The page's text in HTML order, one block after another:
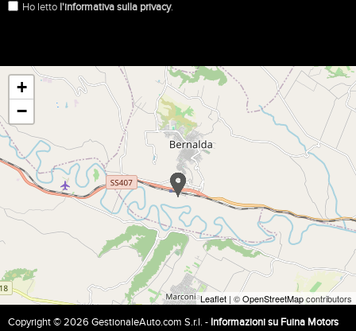
Ho letto l'informativa sulla privacy.
+
−
Leaflet | ©OpenStreetMapcontributors
Copyright © 2026 GestionaleAuto.com S.r.l. - Informazioni su Fuina Motors